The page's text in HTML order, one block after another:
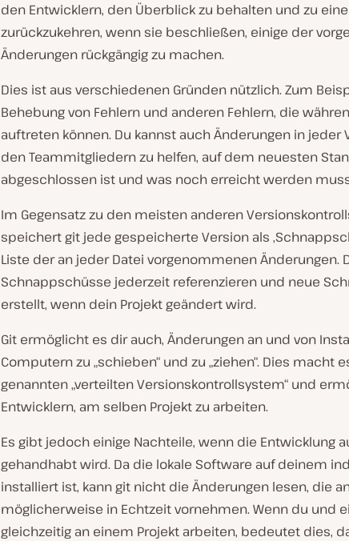
den Entwicklern, den Überblick zu behalten und zu
zurückzukehren, wenn sie beschließen, einige der
Änderungen rückgängig zu machen.
Dies ist aus verschiedenen Gründen nützlich. Zum
Behebung von Fehlern und anderen Fehlern, die
auftreten können. Du kannst auch Änderungen in jeder
den Teammitgliedern zu helfen, auf dem neuesten
abgeschlossen ist und was noch erreicht werden
Im Gegensatz zu den meisten anderen
speichert git jede gespeicherte Version als
Liste der an jeder Datei vorgenommenen Änderungen.
Schnappschüsse jederzeit referenzieren und neue
erstellt, wenn dein Projekt geändert wird.
Git ermöglicht es dir auch, Änderungen an und von
Computern zu „schieben“ und zu „ziehen“. Dies macht
genannten „verteilten Versionskontrollsystem“ und
Entwicklern, am selben Projekt zu arbeiten.
Es gibt jedoch einige Nachteile, wenn die Entwicklung
gehandhabt wird. Da die lokale Software auf deinem
installiert ist, kann git nicht die Änderungen lesen, die
möglicherweise in Echtzeit vornehmen. Wenn du und
gleichzeitig an einem Projekt arbeiten, bedeutet dies,